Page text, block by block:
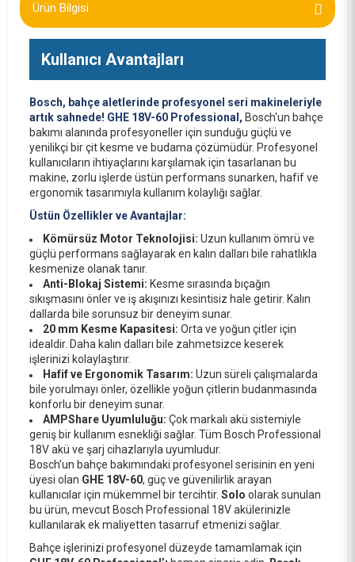
Bosch ProCORE 18V 5.5Ah Akü 1600A02149
5.500,00 TL
Ürün Bilgisi
Kullanıcı Avantajları
Bosch, bahçe aletlerinde profesyonel seri makineleriyle
artık sahnede! GHE 18V-60 Professional, Bosch'un bahçe
bakımı alanında profesyoneller için sunduğu güçlü ve
yenilikçi bir çit kesme ve budama çözümüdür. Profesyonel
kullanıcıların ihtiyaçlarını karşılamak için tasarlanan bu
makine, zorlu işlerde üstün performans sunarken, hafif ve
ergonomik tasarımıyla kullanım kolaylığı sağlar.
Üstün Özellikler ve Avantajlar:
Kömürsüz Motor Teknolojisi: Uzun kullanım ömrü ve
güçlü performans sağlayarak en kalın dalları bile rahatlıkla
kesmenize olanak tanır.
Anti-Blokaj Sistemi: Kesme sırasında bıçağın
sıkışmasını önler ve iş akışınızı kesintisiz hale getirir. Kalın
dallarda bile sorunsuz bir deneyim sunar.
20 mm Kesme Kapasitesi: Orta ve yoğun çitler için
idealdir. Daha kalın dalları bile zahmetsizce keserek
işlerinizi kolaylaştırır.
Hafif ve Ergonomik Tasarım: Uzun süreli çalışmalarda
bile yorulmayı önler, özellikle yoğun çitlerin budanmasında
konforlu bir deneyim sunar.
AMPShare Uyumluluğu: Çok markalı akü sistemiyle
geniş bir kullanım esnekliği sağlar. Tüm Bosch Professional
18V akü ve şarj cihazlarıyla uyumludur.
Bosch’un bahçe bakımındaki profesyonel serisinin en yeni
üyesi olan GHE 18V-60, güç ve güvenilirlik arayan
kullanıcılar için mükemmel bir tercihtir. Solo olarak sunulan
bu ürün, mevcut Bosch Professional 18V akülerinizle
kullanılarak ek maliyetten tasarruf etmenizi sağlar.
Bahçe işlerinizi profesyonel düzeyde tamamlamak için